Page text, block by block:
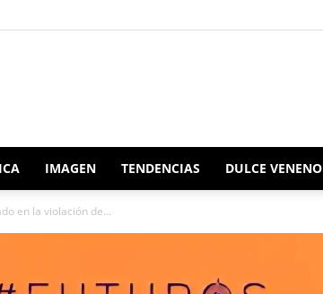
Redacción
IMAGEN TENDENCIAS DULCE VENENO
en la violación de...